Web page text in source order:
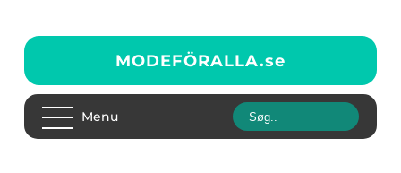
MODEFÖRALLA.se
Menu